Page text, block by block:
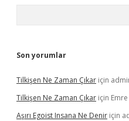
Son yorumlar
Tilkişen Ne Zaman Çıkar için
Tilkişen Ne Zaman Çıkar için Emre
Aşırı Egoist Insana Ne Denir için